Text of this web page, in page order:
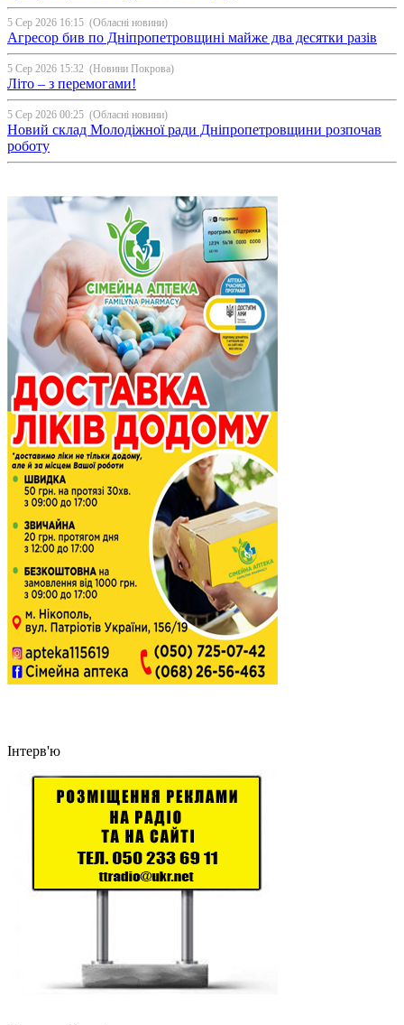
5 Сер 2026 16:15 (Обласні новини)
Агресор бив по Дніпропетровщині майже два десятки разів
5 Сер 2026 15:32 (Новини Покрова)
Літо – з перемогами!
5 Сер 2026 00:25 (Обласні новини)
Новий склад Молодіжної ради Дніпропетровщини розпочав
роботу
Інтерв'ю